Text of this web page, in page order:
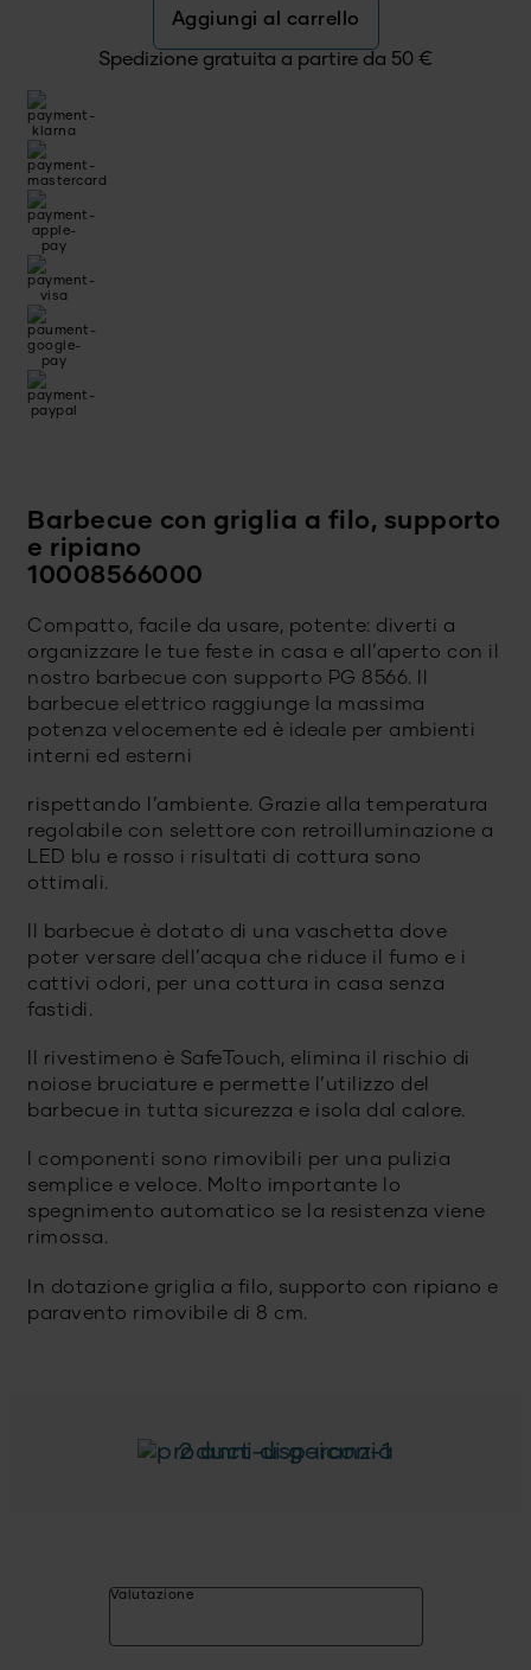
Aggiungi al carrello
Spedizione gratuita a partire da 50€
Barbecue con griglia a filo, supporto
e ripiano
10008566000
Compatto, facile da usare, potente: diverti a
organizzare le tue feste in casa e all’aperto con il
nostro barbecue con supporto PG 8566. Il
barbecue elettrico raggiunge la massima
potenza velocemente ed è ideale per ambienti
interni ed esterni
rispettando l’ambiente. Grazie alla temperatura
regolabile con selettore con retroilluminazione a
LED blu e rosso i risultati di cottura sono
ottimali.
Il barbecue è dotato di una vaschetta dove
poter versare dell’acqua che riduce il fumo e i
cattivi odori, per una cottura in casa senza
fastidi.
Il rivestimeno è SafeTouch, elimina il rischio di
noiose bruciature e permette l’utilizzo del
barbecue in tutta sicurezza e isola dal calore.
I componenti sono rimovibili per una pulizia
semplice e veloce. Molto importante lo
spegnimento automatico se la resistenza viene
rimossa.
In dotazione griglia a filo, supporto con ripiano e
paravento rimovibile di 8 cm.
2 anni di garanzia
Valutazione